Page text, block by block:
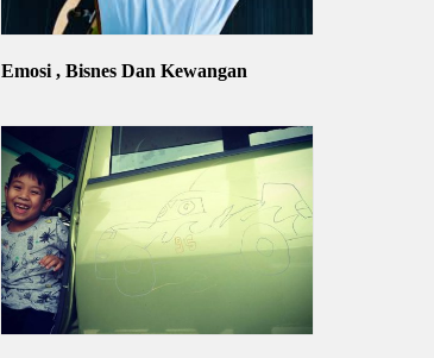
Emosi , Bisnes Dan Kewangan